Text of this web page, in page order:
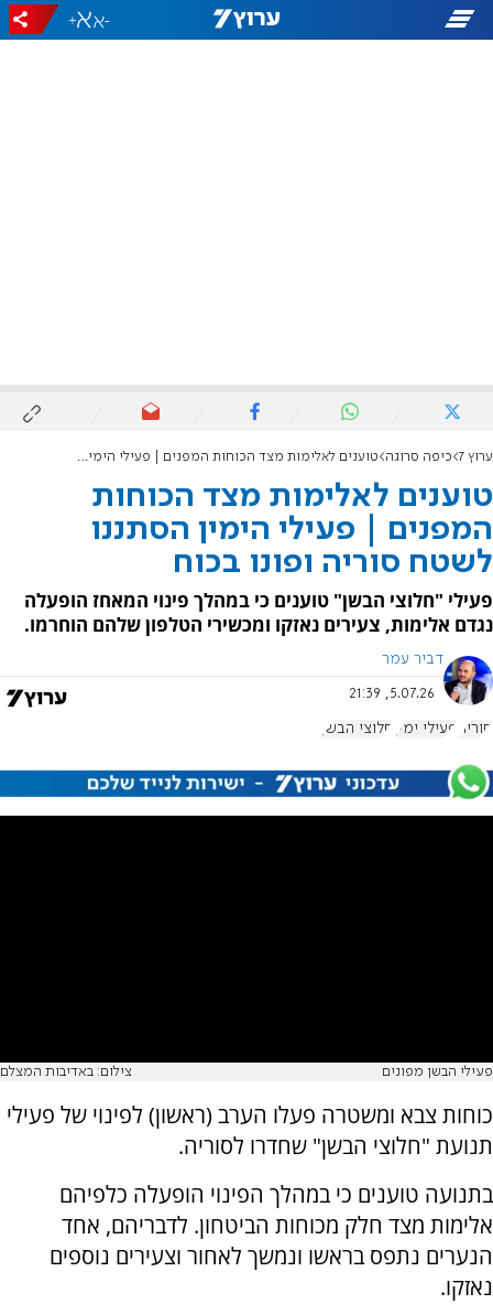
-
+
ערוץ 7 כיפה סרוגה טוענים לאלימות מצד הכוחות המפנים | פעילי הימין הסתננו לשטח סוריה ופונו בכוח
טוענים לאלימות מצד הכוחות
המפנים | פעילי הימין הסתננו
לשטח סוריה ופונו בכוח
פעילי "חלוצי הבשן" טוענים כי במהלך פינוי המאחז הופעלה
נגדם אלימות, צעירים נאזקו ומכשירי הטלפון שלהם הוחרמו.
דביר עמר
5.07.26, 21:39
סוריה פעילי ימין חלוצי הבשן
פעילי הבשן מפונים צילום: באדיבות המצלם
כוחות צבא ומשטרה פעלו הערב (ראשון) לפינוי של פעילי
תנועת "חלוצי הבשן" שחדרו לסוריה.
בתנועה טוענים כי במהלך הפינוי הופעלה כלפיהם
אלימות מצד חלק מכוחות הביטחון. לדבריהם, אחד
הנערים נתפס בראשו ונמשך לאחור וצעירים נוספים
נאזקו.